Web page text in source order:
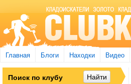
Главная Блоги Находки Видео